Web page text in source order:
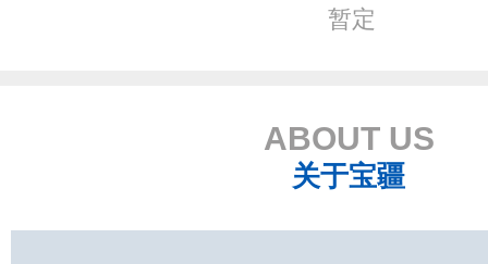
暂定
ABOUT US
关于宝疆